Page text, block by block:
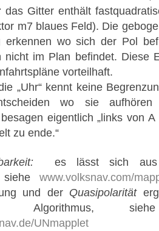
das Gitter enthält
m7 blaues Feld). Die
erkennen wo sich der Pol
nicht im Plan befindet. Diese
vorteilhaft.
„Uhr“ kennt keine
wo sie aufhören
eigentlich „links von
zu ende.“
es lässt sich aus
siehe www.volksnav.com/
und der Quasipolarität
Algorithmus,
UNmapplet